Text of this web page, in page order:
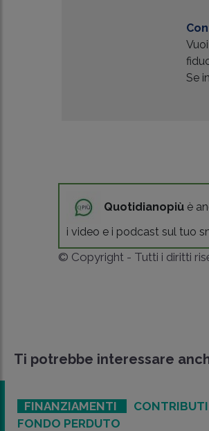
Se
Quotidianopiù è
i video e i podcast sul tuo
© Copyright - Tutti i diritti
Ti potrebbe interessare
FINANZIAMENTI
CONTRIBUTI
FONDO PERDUTO